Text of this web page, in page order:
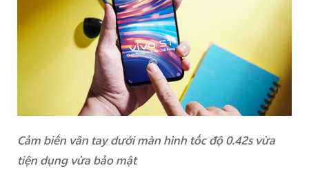
Cảm biến vân tay dưới màn hình tốc độ 0.42s vừa
tiện dụng vừa bảo mật